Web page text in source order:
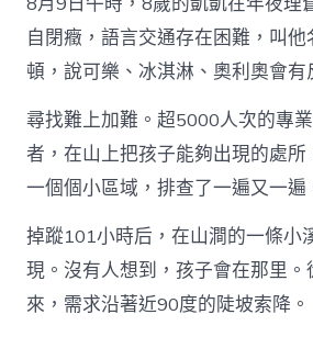
自閉癥，語言交通存在困難，叫
頓，說可樂、冰淇淋、奧利奧會有
尋找難上加難。超5000人次的專
者，在山上把孩子能夠出現的處所
一個個小區域，排查了一遍又一遍
掉蹤101小時后，在山澗的一條小
現。沒有人想到，孩子會在那里
來，需求沿著近90度的陡坡索降。